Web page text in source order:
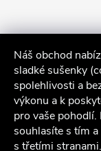
Náš obchod
sladké sušenky
spolehlivosti a
výkonu a k
pro vaše
souhlasíte s tím
s třetími